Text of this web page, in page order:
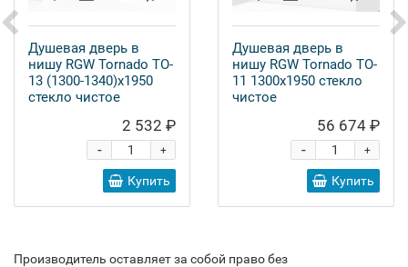
Душевая дверь в
нишу RGW Tornado TO-
13 (1300-1340)х1950
стекло чистое
2 532 ₽
+
-
Купить
Душевая дверь в
нишу RGW Tornado TO-
11 1300х1950 стекло
чистое
56 674 ₽
+
-
Купить
Производитель оставляет за собой право без